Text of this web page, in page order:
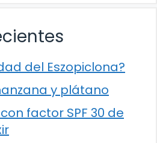
del Eszopiclona?
y plátano
factor SPF 30 de